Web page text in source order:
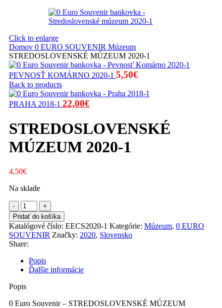
Click to enlarge
Domov 0 EURO SOUVENIR Múzeum
STREDOSLOVENSKÉ MÚZEUM 2020-1
PEVNOSŤ KOMÁRNO 2020-1 5,50€
Back to products
PRAHA 2018-1 Pôvodná
bola:
30,00€.
22,00€Aktuálna
je:
22,00€.
STREDOSLOVENSKÉ
MÚZEUM 2020-1
4,50€
Na sklade
množstvo
STREDOSLOVENSKÉ
MÚZEUM
2020-
1
Pridať do košíka
Katalógové číslo: EECS2020-1 Kategórie: Múzeum, 0 EURO
SOUVENIR Značky: 2020, Slovensko
Share:
Popis
Ďalšie informácie
Popis
0 Euro Souvenir – STREDOSLOVENSKÉ MÚZEUM